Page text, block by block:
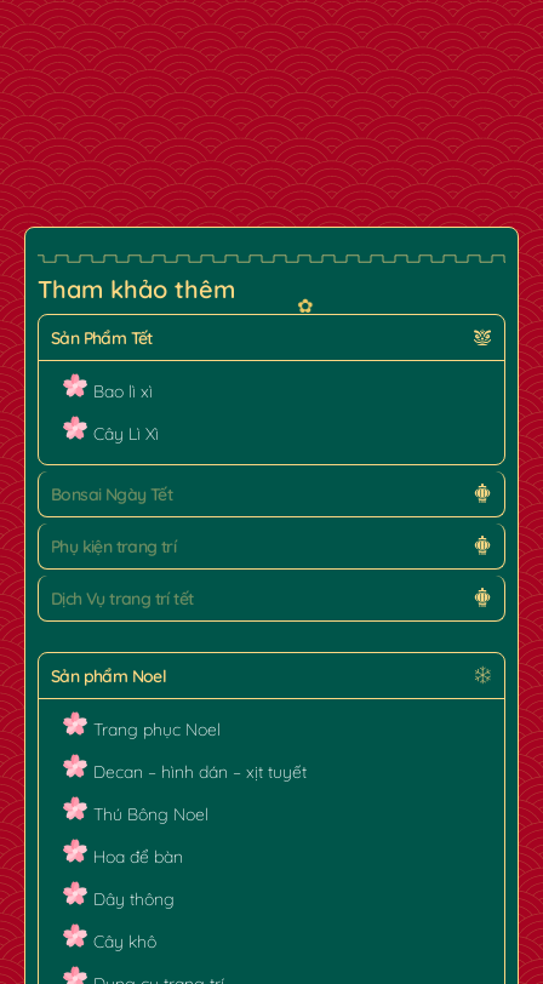
Tham khảo thêm
Sản Phẩm Tết
Bao lì xì
Cây Lì Xì
Bonsai Ngày Tết
Phụ kiện trang trí
Dịch Vụ trang trí tết
Sản phẩm Noel
Trang phục Noel
Decan – hình dán – xịt tuyết
Thú Bông Noel
Hoa để bàn
Dây thông
Cây khô